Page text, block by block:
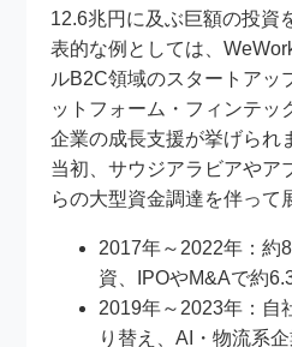
12.6兆円に及ぶ巨額の投資
表的な例としては、
ルB2C領域のスタートアッ
ットフォーム・フィンテッ
企業の成長支援が挙げられ
当初、サウジアラビアやア
らの大型資金調達を伴って
2017年～2022年：約
資、IPOやM&Aで約
2019年～2023年：自
り替え、AI・物流系